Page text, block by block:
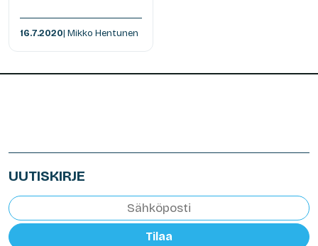
16.7.2020| Mikko Hentunen
UUTISKIRJE
Tilaa